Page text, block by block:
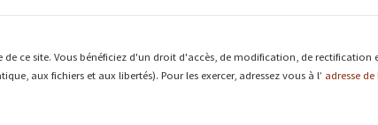
ce site. Vous bénéficiez d'un droit d'accès, de modification, de rectification
aux fichiers et aux libertés). Pour les exercer, adressez vous à l’ adresse